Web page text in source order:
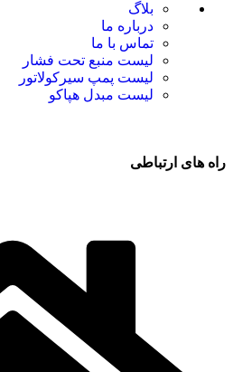
بلاگ
درباره ما
تماس با ما
لیست منبع تحت فشار
لیست پمپ سیرکولاتور
لیست مبدل هپاکو
راه های ارتباطی